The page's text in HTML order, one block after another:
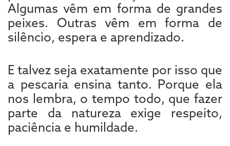
Algumas vêm em forma de grandes
peixes. Outras vêm em forma de
silêncio, espera e aprendizado.
E talvez seja exatamente por isso que
a pescaria ensina tanto. Porque ela
nos lembra, o tempo todo, que fazer
parte da natureza exige respeito,
paciência e humildade.